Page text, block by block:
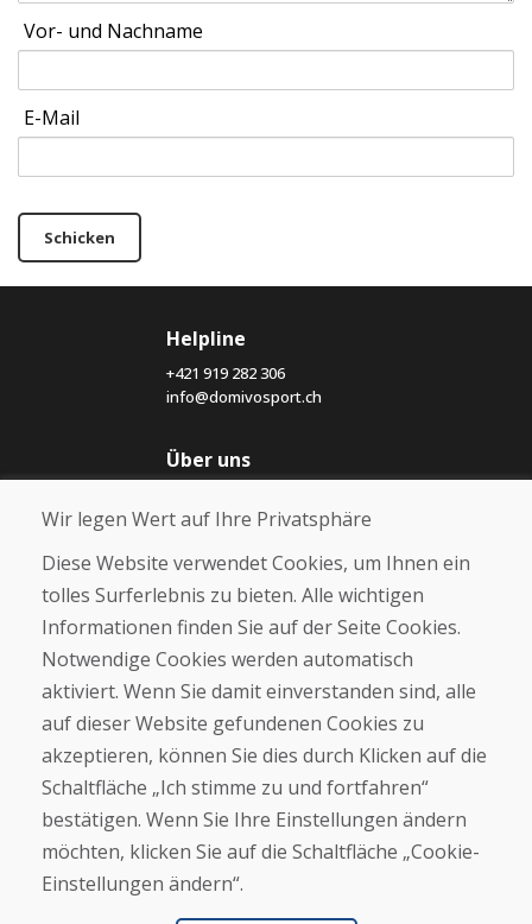
Vor- und Nachname
E-Mail
Schicken
Helpline
+421 919 282 306
info@domivosport.ch
Über uns
Über uns
Kontakt
Kaufen
E-Shop
Geschäftsbedingungen
Zahlung
Beschwerde
Rückgabe und Umtausch von Waren
Cookies
Wir legen Wert auf Ihre Privatsphäre
Diese Website verwendet Cookies, um Ihnen ein
tolles Surferlebnis zu bieten. Alle wichtigen
Informationen finden Sie auf der Seite Cookies.
Notwendige Cookies werden automatisch
aktiviert. Wenn Sie damit einverstanden sind, alle
auf dieser Website gefundenen Cookies zu
akzeptieren, können Sie dies durch Klicken auf die
Schaltfläche „Ich stimme zu und fortfahren“
bestätigen. Wenn Sie Ihre Einstellungen ändern
möchten, klicken Sie auf die Schaltfläche „Cookie-
Einstellungen ändern“.